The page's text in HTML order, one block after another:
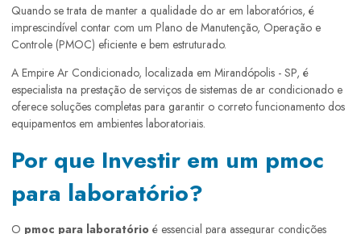
Quando se trata de manter a qualidade do ar em laboratórios, é
imprescindível contar com um Plano de Manutenção, Operação e
Controle (PMOC) eficiente e bem estruturado.
A Empire Ar Condicionado, localizada em Mirandópolis - SP, é
especialista na prestação de serviços de sistemas de ar condicionado e
oferece soluções completas para garantir o correto funcionamento dos
equipamentos em ambientes laboratoriais.
Por que Investir em um pmoc
para laboratório?
O pmoc para laboratório é essencial para assegurar condições